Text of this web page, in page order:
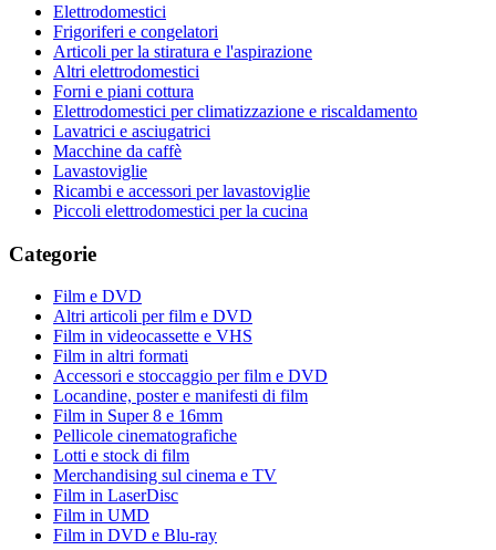
Elettrodomestici
Frigoriferi e congelatori
Articoli per la stiratura e l'aspirazione
Altri elettrodomestici
Forni e piani cottura
Elettrodomestici per climatizzazione e riscaldamento
Lavatrici e asciugatrici
Macchine da caffè
Lavastoviglie
Ricambi e accessori per lavastoviglie
Piccoli elettrodomestici per la cucina
Categorie
Film e DVD
Altri articoli per film e DVD
Film in videocassette e VHS
Film in altri formati
Accessori e stoccaggio per film e DVD
Locandine, poster e manifesti di film
Film in Super 8 e 16mm
Pellicole cinematografiche
Lotti e stock di film
Merchandising sul cinema e TV
Film in LaserDisc
Film in UMD
Film in DVD e Blu-ray